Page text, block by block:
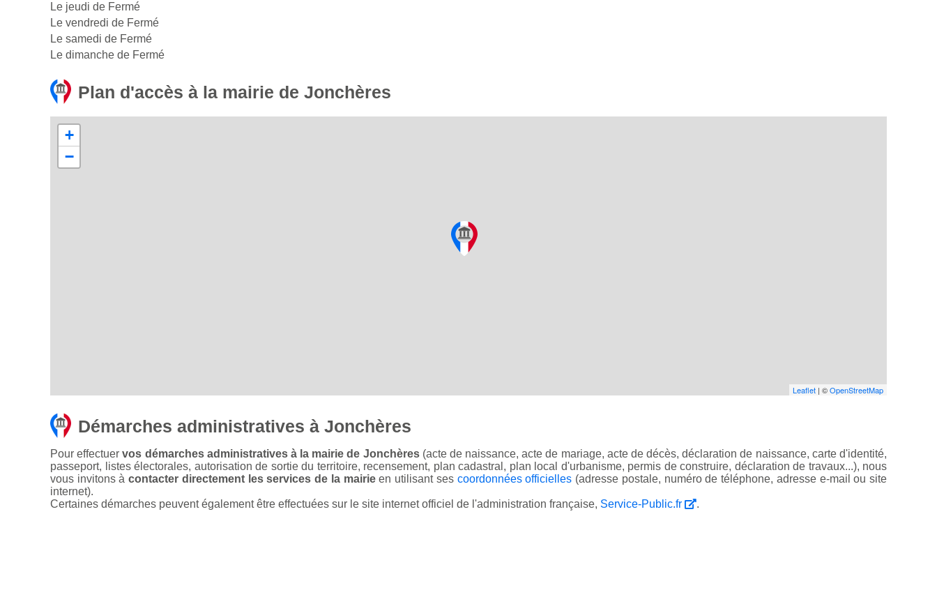
Le jeudi de Fermé
Le vendredi de Fermé
Le samedi de Fermé
Le dimanche de Fermé
Plan d'accès à la mairie de Jonchères
+
−
Leaflet | ©OpenStreetMap
Démarches administratives à Jonchères
Pour effectuervos démarches administratives à la mairie de Jonchères(acte de naissance, acte de mariage, acte de décès, déclaration de naissance, carte d'identité,
passeport, listes électorales, autorisation de sortie du territoire, recensement, plan cadastral, plan local d'urbanisme, permis de construire, déclaration de travaux...), nous
vous invitons àcontacter directement les services de la mairieen utilisant ses coordonnées officielles (adresse postale, numéro de téléphone, adresse e-mail ou site
internet).
Certaines démarches peuvent également être effectuées sur le site internet officiel de l'administration française, Service-Public.fr .